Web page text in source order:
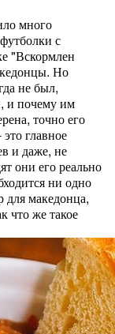
много
с
"Вскормлен
Но
не был,
и почему им
точно его
главное
и даже, не
они его реально
ни одно
для македонца,
что же такое